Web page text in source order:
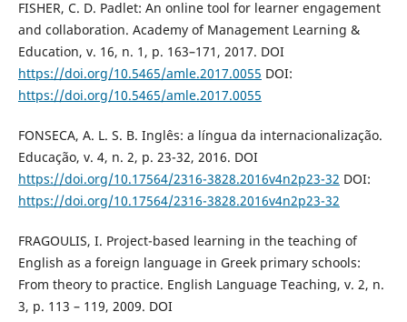
FISHER, C. D. Padlet: An online tool for learner engagement
and collaboration. Academy of Management Learning &
Education, v. 16, n. 1, p. 163–171, 2017. DOI
https://doi.org/10.5465/amle.2017.0055 DOI:
https://doi.org/10.5465/amle.2017.0055
FONSECA, A. L. S. B. Inglês: a língua da internacionalização.
Educação, v. 4, n. 2, p. 23-32, 2016. DOI
https://doi.org/10.17564/2316-3828.2016v4n2p23-32 DOI:
https://doi.org/10.17564/2316-3828.2016v4n2p23-32
FRAGOULIS, I. Project-based learning in the teaching of
English as a foreign language in Greek primary schools:
From theory to practice. English Language Teaching, v. 2, n.
3, p. 113 – 119, 2009. DOI